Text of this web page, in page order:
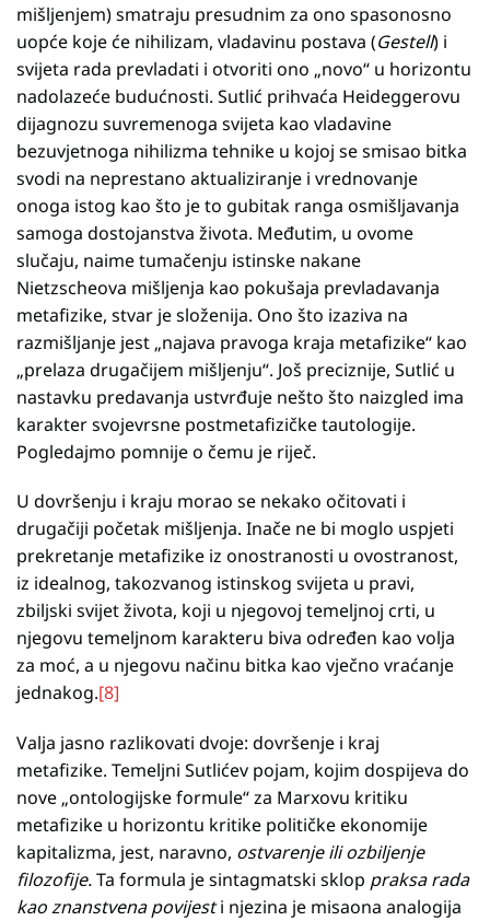
mišljenjem) smatraju presudnim za ono spasonosno
uopće koje će nihilizam, vladavinu postava (Gestell) i
svijeta rada prevladati i otvoriti ono „novo“ u horizontu
nadolazeće budućnosti. Sutlić prihvaća Heideggerovu
dijagnozu suvremenoga svijeta kao vladavine
bezuvjetnoga nihilizma tehnike u kojoj se smisao bitka
svodi na neprestano aktualiziranje i vrednovanje
onoga istog kao što je to gubitak ranga osmišljavanja
samoga dostojanstva života. Međutim, u ovome
slučaju, naime tumačenju istinske nakane
Nietzscheova mišljenja kao pokušaja prevladavanja
metafizike, stvar je složenija. Ono što izaziva na
razmišljanje jest „najava pravoga kraja metafizike“ kao
„prelaza drugačijem mišljenju“. Još preciznije, Sutlić u
nastavku predavanja ustvrđuje nešto što naizgled ima
karakter svojevrsne postmetafizičke tautologije.
Pogledajmo pomnije o čemu je riječ.
U dovršenju i kraju morao se nekako očitovati i
drugačiji početak mišljenja. Inače ne bi moglo uspjeti
prekretanje metafizike iz onostranosti u ovostranost,
iz idealnog, takozvanog istinskog svijeta u pravi,
zbiljski svijet života, koji u njegovoj temeljnoj crti, u
njegovu temeljnom karakteru biva određen kao volja
za moć, a u njegovu načinu bitka kao vječno vraćanje
jednakog.[8]
Valja jasno razlikovati dvoje: dovršenje i kraj
metafizike. Temeljni Sutlićev pojam, kojim dospijeva do
nove „ontologijske formule“ za Marxovu kritiku
metafizike u horizontu kritike političke ekonomije
kapitalizma, jest, naravno, ostvarenje ili ozbiljenje
filozofije.Ta formula je sintagmatski sklop praksa rada
kao znanstvena povijesti njezina je misaona analogija